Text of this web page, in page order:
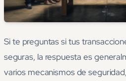
Si te preguntas si tus
seguras, la respuesta es
varios mecanismos de